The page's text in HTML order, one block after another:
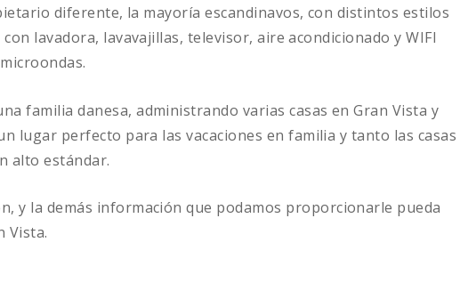
diferente, la mayoría escandinavos, con distintos estilos
lavadora, lavavajillas, televisor, aire acondicionado y WIFI
familia danesa, administrando varias casas en Gran Vista y
lugar perfecto para las vacaciones en familia y tanto las casas
alto estándar.
y la demás información que podamos proporcionarle pueda
Vista.